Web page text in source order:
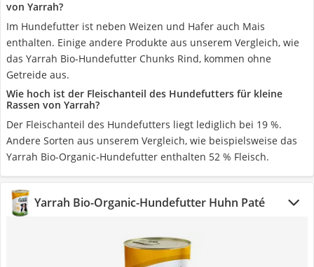
von Yarrah?
Im Hundefutter ist neben Weizen und Hafer auch Mais
enthalten. Einige andere Produkte aus unserem Vergleich, wie
das Yarrah Bio-Hundefutter Chunks Rind, kommen ohne
Getreide aus.
Wie hoch ist der Fleischanteil des Hundefutters für kleine
Rassen von Yarrah?
Der Fleischanteil des Hundefutters liegt lediglich bei 19 %.
Andere Sorten aus unserem Vergleich, wie beispielsweise das
Yarrah Bio-Organic-Hundefutter enthalten 52 % Fleisch.
Yarrah Bio-Organic-Hundefutter Huhn Paté